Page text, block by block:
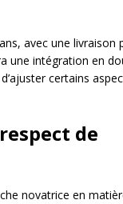
avec une
une intégration en
certains
de
novatrice en